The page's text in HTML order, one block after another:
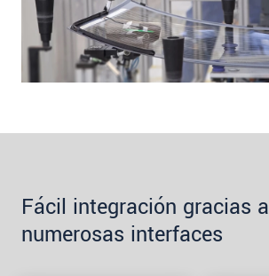
Fácil integración gracias a
numerosas interfaces